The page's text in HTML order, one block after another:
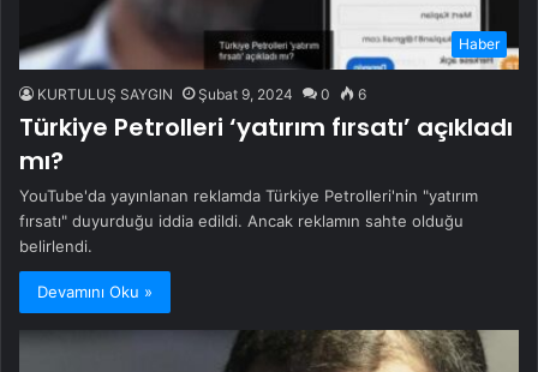
Haber
KURTULUŞ SAYGIN Şubat 9, 2024 0 6
Türkiye Petrolleri ‘yatırım fırsatı’ açıkladı
mı?
YouTube'da yayınlanan reklamda Türkiye Petrolleri'nin "yatırım
fırsatı" duyurduğu iddia edildi. Ancak reklamın sahte olduğu
belirlendi.
Devamını Oku »